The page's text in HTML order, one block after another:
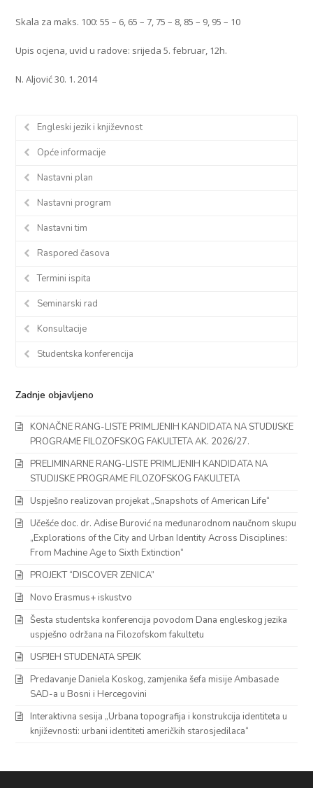
Skala za maks. 100: 55 – 6, 65 – 7, 75 – 8, 85 – 9, 95 – 10
Upis ocjena, uvid u radove: srijeda 5. februar, 12h.
N. Aljović 30. 1. 2014
Engleski jezik i književnost
Opće informacije
Nastavni plan
Nastavni program
Nastavni tim
Raspored časova
Termini ispita
Seminarski rad
Konsultacije
Studentska konferencija
Zadnje objavljeno
KONAČNE RANG-LISTE PRIMLJENIH KANDIDATA NA STUDIJSKE
PROGRAME FILOZOFSKOG FAKULTETA AK. 2026/27.
PRELIMINARNE RANG-LISTE PRIMLJENIH KANDIDATA NA
STUDIJSKE PROGRAME FILOZOFSKOG FAKULTETA
Uspješno realizovan projekat „Snapshots of American Life“
Učešće doc. dr. Adise Burović na međunarodnom naučnom skupu
„Explorations of the City and Urban Identity Across Disciplines:
From Machine Age to Sixth Extinction“
PROJEKT “DISCOVER ZENICA”
Novo Erasmus+ iskustvo
Šesta studentska konferencija povodom Dana engleskog jezika
uspješno održana na Filozofskom fakultetu
USPJEH STUDENATA SPEJK
Predavanje Daniela Koskog, zamjenika šefa misije Ambasade
SAD-a u Bosni i Hercegovini
Interaktivna sesija „Urbana topografija i konstrukcija identiteta u
književnosti: urbani identiteti američkih starosjedilaca“